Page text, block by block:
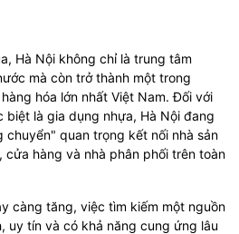
Hà Nội không chỉ là trung tâm
mà còn trở thành một trong
hóa lớn nhất Việt Nam. Đối với
biệt là gia dụng nhựa, Hà Nội đang
quan trọng kết nối nhà sản
cửa hàng và nhà phân phối trên toàn
càng tăng, việc tìm kiếm một nguồn
uy tín và có khả năng cung ứng lâu